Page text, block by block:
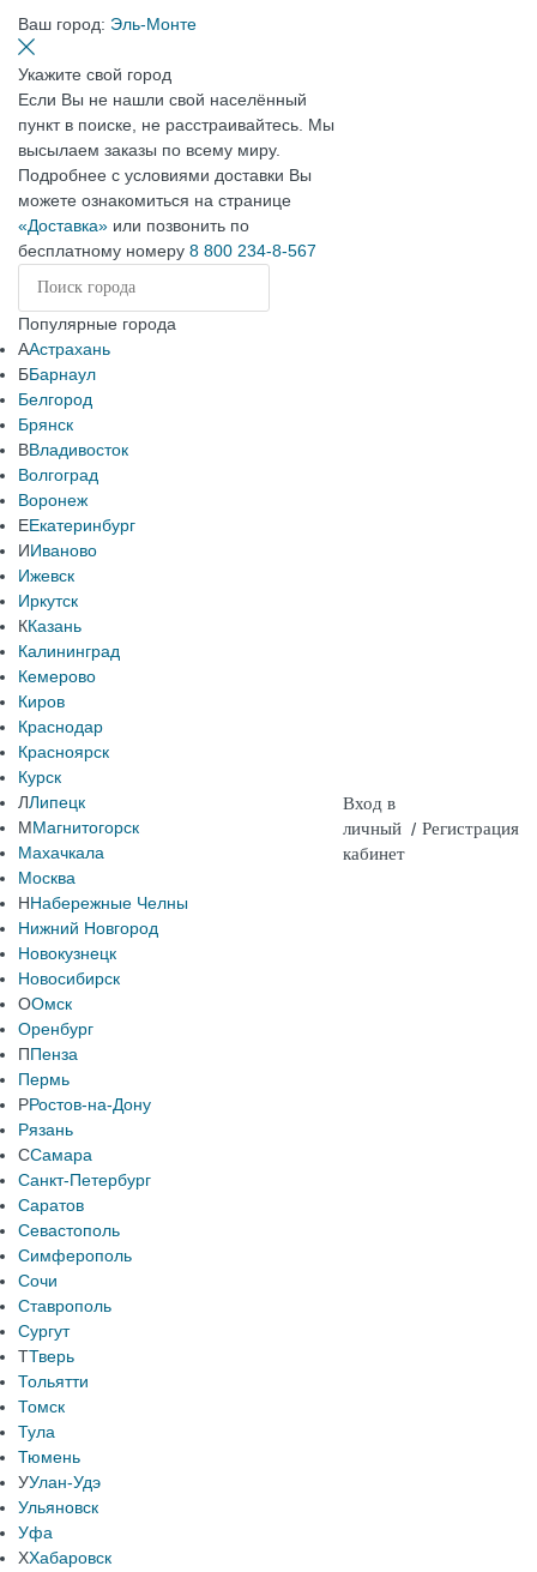
Ваш город: Эль-Монте
Укажите свой город
Если Вы не нашли свой населённый
пункт в поиске, не расстраивайтесь. Мы
высылаем заказы по всему миру.
Подробнее с условиями доставки Вы
можете ознакомиться на странице
«Доставка» или позвонить по
бесплатному номеру 8 800 234-8-567
Популярные города
ААстрахань
ББарнаул
Белгород
Брянск
ВВладивосток
Волгоград
Воронеж
ЕЕкатеринбург
ИИваново
Ижевск
Иркутск
ККазань
Калининград
Кемерово
Киров
Краснодар
Красноярск
Курск
ЛЛипецк
ММагнитогорск
Махачкала
Москва
ННабережные Челны
Нижний Новгород
Новокузнецк
Новосибирск
ООмск
Оренбург
ППенза
Пермь
РРостов-на-Дону
Рязань
ССамара
Санкт-Петербург
Саратов
Севастополь
Симферополь
Сочи
Ставрополь
Сургут
ТТверь
Тольятти
Томск
Тула
Тюмень
УУлан-Удэ
Ульяновск
Уфа
ХХабаровск
Вход в
личный
кабинет
/ Регистрация